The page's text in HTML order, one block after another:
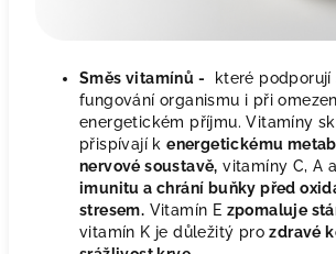
Směs vitamínů -
které podporují
fungování organismu i při
energetickém příjmu. Vitamíny
přispívají kenergetickému
nervové soustavě, vitamíny C, A
imunitu a chrání buňky před
stresem. Vitamín E zpomaluje
vitamín K je důležitý prozdravé